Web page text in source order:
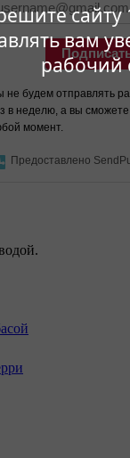
вам
рабочий
не будем отправлять
в неделю, а вы сможете
момент.
Предоставлено